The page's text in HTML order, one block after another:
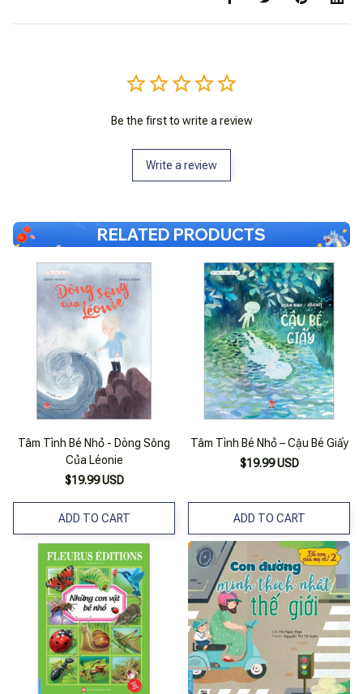
Be the first to write a review
Write a review
RELATED PRODUCTS
Tâm Tình Bé Nhỏ - Dòng Sông
Của Léonie
$19.99 USD
ADD TO CART
Tâm Tình Bé Nhỏ – Cậu Bé Giấy
$19.99 USD
ADD TO CART